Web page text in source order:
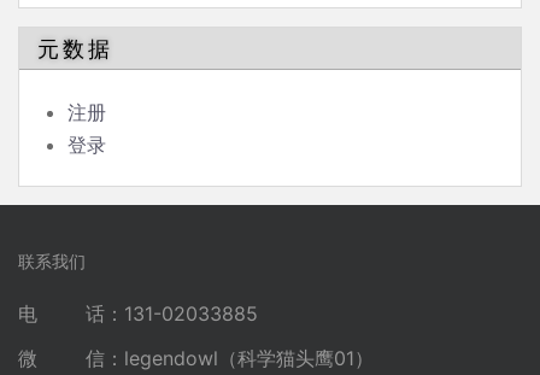
元数据
注册
登录
联系我们
电 话：131-02033885
微 信：legendowl（科学猫头鹰01）